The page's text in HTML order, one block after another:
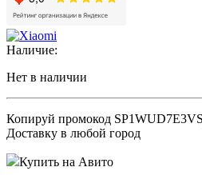
Наличие:
Нет в наличии
Копируй промокод SP1WUD7E3VS
Доставку в любой город
Купить на Авито